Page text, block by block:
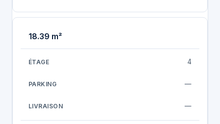
18.39 m²
4
—
—